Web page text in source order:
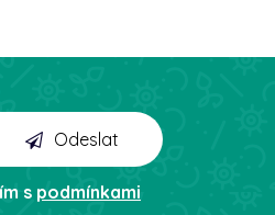
Odeslat
s podmínkami